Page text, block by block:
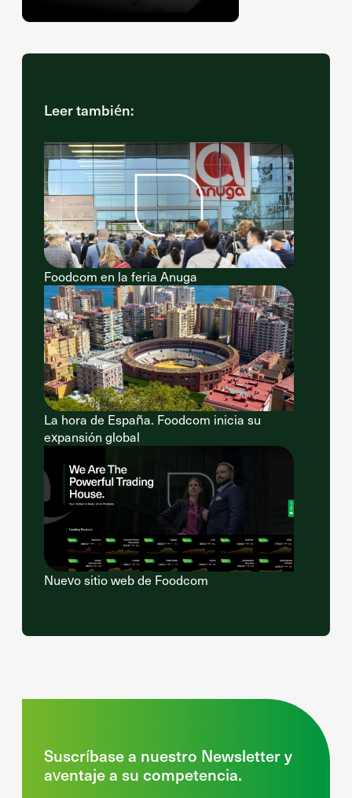
Leer también:
Foodcom en la feria Anuga
La hora de España. Foodcom inicia su
expansión global
Nuevo sitio web de Foodcom
Suscríbase a nuestro Newsletter y
aventaje a su competencia.